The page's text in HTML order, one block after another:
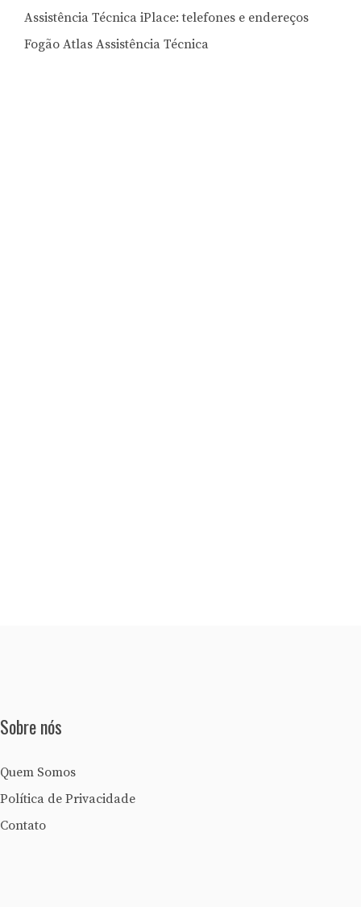
Assistência Técnica iPlace: telefones e endereços
Fogão Atlas Assistência Técnica
Sobre nós
Quem Somos
Política de Privacidade
Contato